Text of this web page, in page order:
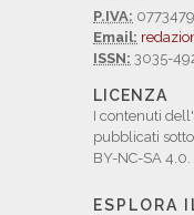
P.IVA:
Email:
ISSN: 3035-
LICENZA
I contenuti
pubblicati
BY-NC-SA 4.0.
ESPLORA